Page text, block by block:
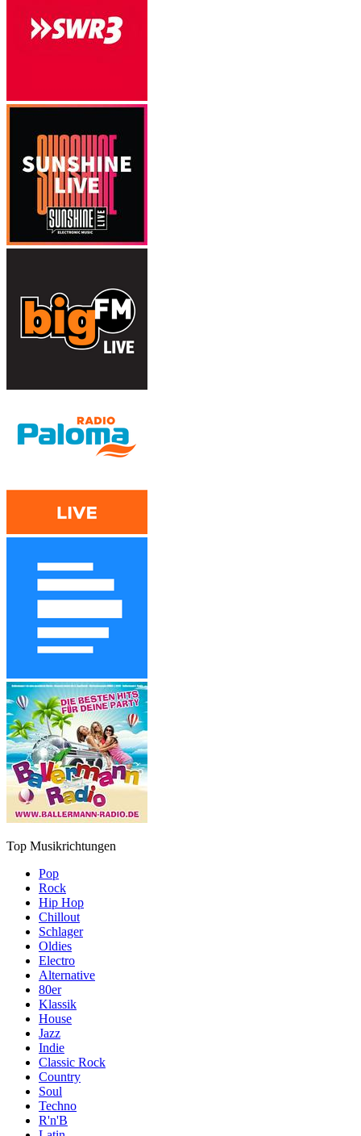
Top Musikrichtungen
Pop
Rock
Hip Hop
Chillout
Schlager
Oldies
Electro
Alternative
80er
Klassik
House
Jazz
Indie
Classic Rock
Country
Soul
Techno
R'n'B